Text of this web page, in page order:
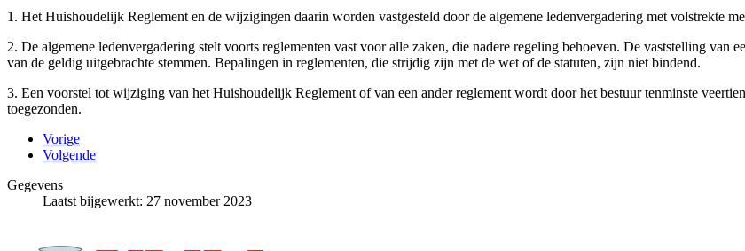
1. Het Huishoudelijk Reglement en de wijzigingen daarin worden vastgesteld door de algemene ledenvergadering met volstrekte
2. De algemene ledenvergadering stelt voorts reglementen vast voor alle zaken, die nadere regeling behoeven. De vaststelling
van de geldig uitgebrachte stemmen. Bepalingen in reglementen, die strijdig zijn met de wet of de statuten, zijn niet bindend.
3. Een voorstel tot wijziging van het Huishoudelijk Reglement of van een ander reglement wordt door het bestuur tenminste
toegezonden.
Vorige
Volgende
Gegevens
Laatst bijgewerkt: 27 november 2023